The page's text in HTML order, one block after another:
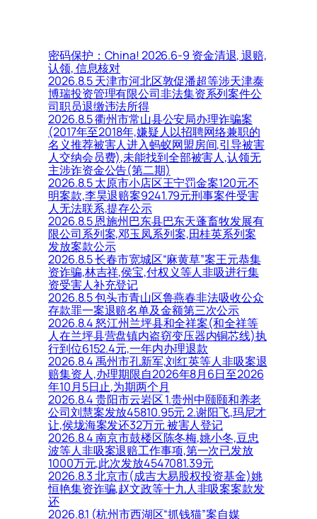
密码保护：China! 2026.6-9 资金清退, 退赔,
认领, 信息核对
2026.8.5 天津市河北区敦促潘超等涉天津泰
博瑞投资管理有限公司非法集资系列案件公
司职员退缴违法所得
2026.8.5 衢州市常山县公安局办理诈骗案
(2017年至2018年,嫌疑人以招聘网络兼职的
名义推荐被害人进入蚂蚁网盟房间,引导被害
人交纳会员费),未能找到全部被害人,认领无
主涉诈资金公告(第二期)
2026.8.5 太原市小店区王宁罚金案120元不
明案款,李昊退赔案9241.79元刑事案件受害
人无法联系,提存公示
2026.8.5 恩施州巴东县巴东天蓬畜牧发展有
限公司系列案,邓玉凤系列案,田桂英系列案
发放案款公示
2026.8.5 长春市宽城区“麻黄草”案王元恭集
资诈骗,林吉祥,侯宝,付权义等人非吸进行集
资受害人补充登记
2026.8.5 包头市青山区鲁燕春非法吸收公众
存款罪一案退赔名单及金额第三次公示
2026.8.4 怒江州兰坪县和全祥案(和全祥等
人在兰坪县营盘镇内盗窃变压器内铜芯线)执
行到位6152.4元,一年内办理退款
2026.8.4 禹州市孔新军,刘红英等人非吸案退
赔集资人,办理期限自2026年8月6日至2026
年10月5日止,为期两个月
2026.8.4 贵阳市云岩区 1.贵州中颐颐和养老
公司刘慧案发放45810.95元 2.谢阳飞,玛尼才
让,侯垅海案发还32万元 被害人登记
2026.8.4 南京市鼓楼区陈冬梅,姚小冬,豆忠
波等人非吸案退赔工作事项,第一次已发放
1000万元,此次发放4547081.39元
2026.8.3 北京市(成吉大易股权投资基金)姚
恒艳集资诈骗,赵文政等十九人非吸案案款发
还
2026.8.1 (杭州市西湖区“抓钱猫”案自媒